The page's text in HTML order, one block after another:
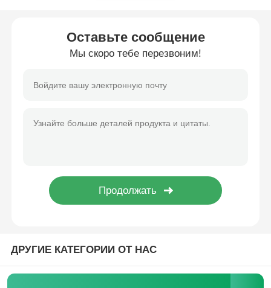
Оставьте сообщение
Мы скоро тебе перезвоним!
ДРУГИЕ КАТЕГОРИИ ОТ НАС